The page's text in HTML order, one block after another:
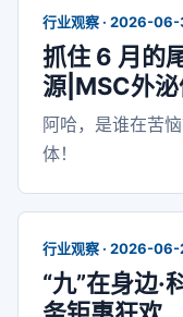
行业观察 · 2026-
抓住 6 月的
源|MSC外
阿哈，是谁在苦
体！
行业观察 · 2026-
“九”在身边·